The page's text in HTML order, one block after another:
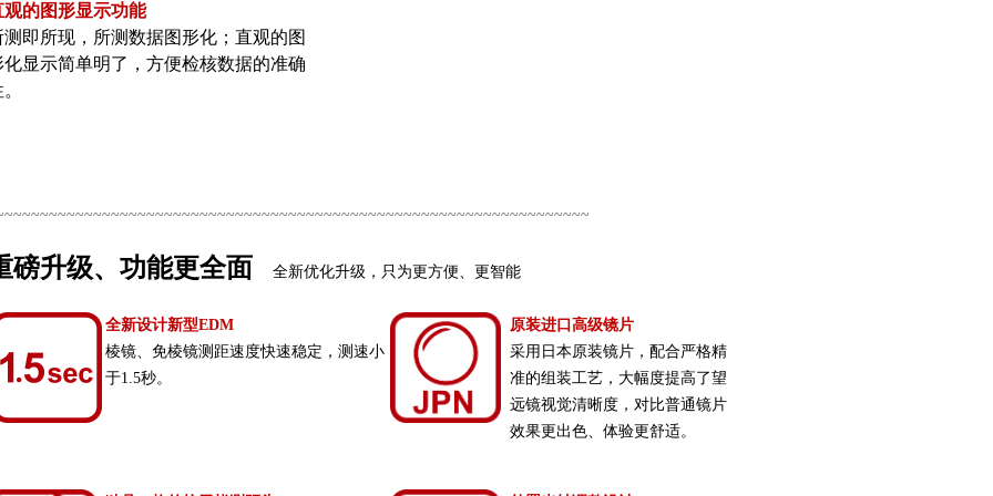
观的图形显示功能
测即所现，所测数据图形化；直观的图
化显示简单明了，方便检核数据的准确
磅升级、功能更全面 全新优化升级，只为更方便、更智能
全新设计新型EDM
棱镜、免棱镜测距速度快速稳定，测速小
于1.5秒。
原装进口高级镜片
采用日本原装镜片，配合严格精
准的组装工艺，大幅度提高了望
远镜视觉清晰度，对比普通镜片
效果更出色、体验更舒适。